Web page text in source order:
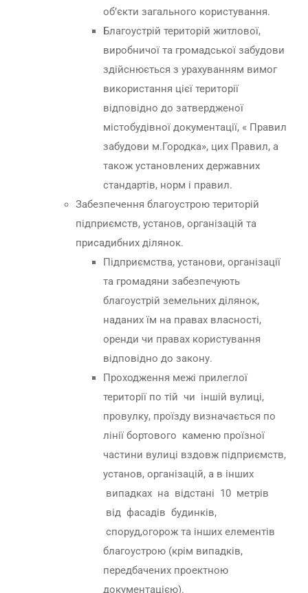
об’єкти загального користування.
Благоустрій територій житлової,
виробничої та громадської забудови
здійснюється з урахуванням вимог
використання цієї території
відповідно до затвердженої
містобудівної документації, « Правил
забудови м.Городка», цих Правил, а
також установлених державних
стандартів, норм і правил.
Забезпечення благоустрою територій
підприємств, установ, організацій та
присадибних ділянок.
Підприємства, установи, організації
та громадяни забезпечують
благоустрій земельних ділянок,
наданих їм на правах власності,
оренди чи правах користування
відповідно до закону.
Проходження межі прилеглої
території по тій чи іншій вулиці,
провулку, проїзду визначається по
лінії бортового каменю проїзної
частини вулиці вздовж підприємств,
установ, організацій, а в інших
випадках на відстані 10 метрів
від фасадів будинків,
споруд,огорож та інших елементів
благоустрою (крім випадків,
передбачених проектною
документацією).